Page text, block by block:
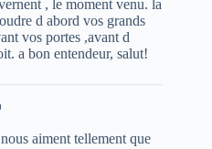
, le moment venu. la
d abord vos grands
vos portes ,avant d
a bon entendeur, salut!
aiment tellement que